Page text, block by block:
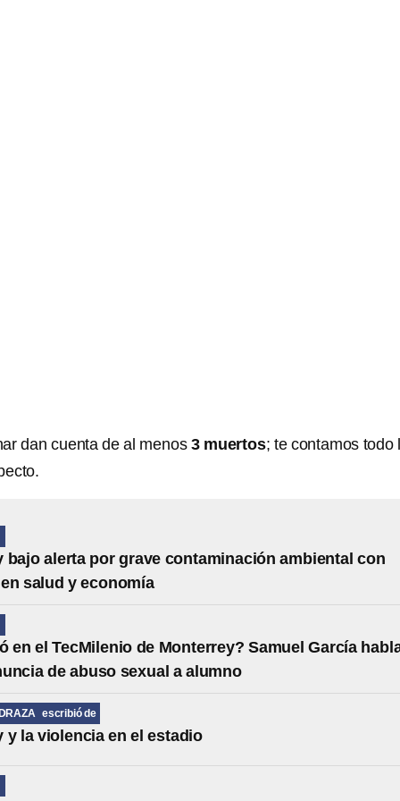
dan cuenta de al menos3 muertos; te contamos todo
bajo alerta por grave contaminación ambiental con
salud y economía
en el TecMilenio de Monterrey? Samuel García
de abuso sexual a alumno
escribió de
y la violencia en el estadio